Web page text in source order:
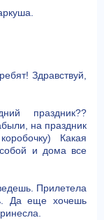
Здравствуй,
праздник??
на праздник
Какая
и дома все
Прилетела
Да еще хочешь